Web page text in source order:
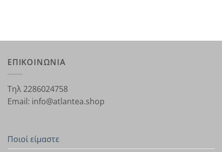
ΕΠΙΚΟΙΝΩΝΙΑ
Τηλ 2286024758
Email: info@atlantea.shop
Ποιοί είμαστε